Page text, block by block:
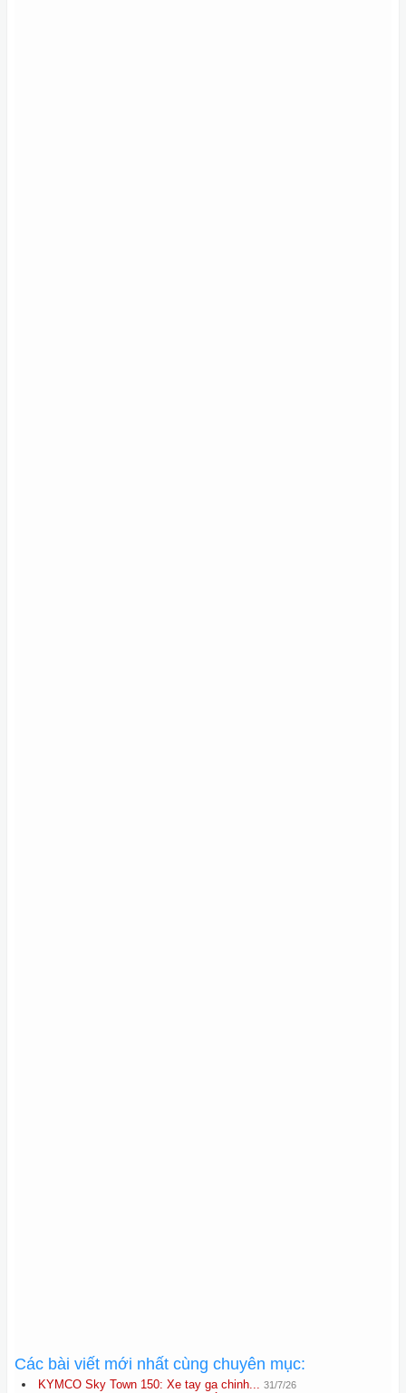
Các bài viết mới nhất cùng chuyên mục:
KYMCO Sky Town 150: Xe tay ga chinh... 31/7/26